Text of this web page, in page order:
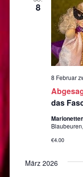
8
das
8 Februar
€4.00
März 2026